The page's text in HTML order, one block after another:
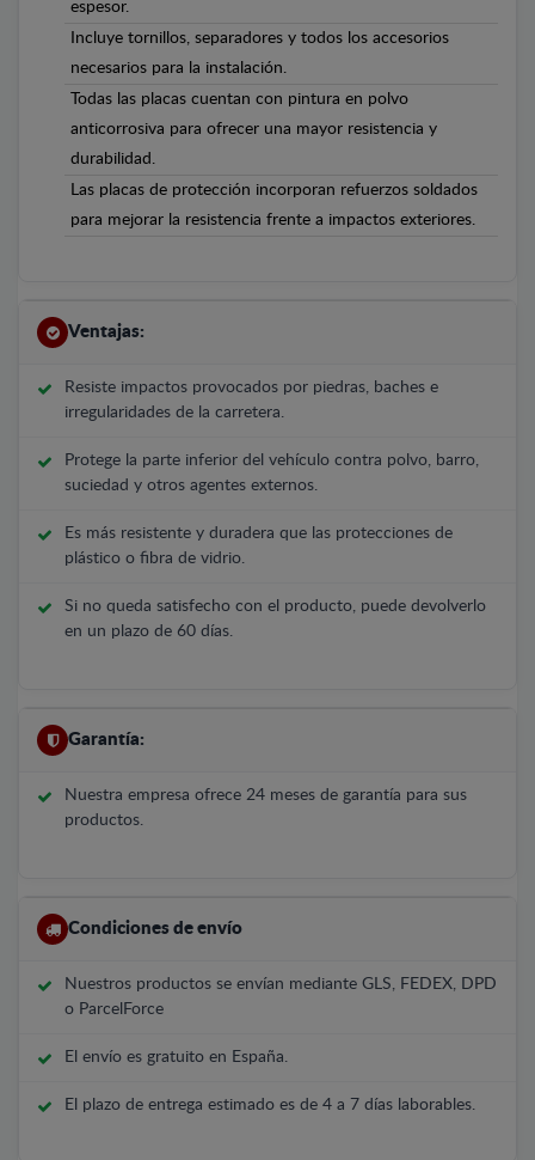
espesor.
Incluye tornillos, separadores y todos los accesorios
necesarios para la instalación.
Todas las placas cuentan con pintura en polvo
anticorrosiva para ofrecer una mayor resistencia y
durabilidad.
Las placas de protección incorporan refuerzos soldados
para mejorar la resistencia frente a impactos exteriores.
Ventajas:
Resiste impactos provocados por piedras, baches e
irregularidades de la carretera.
Protege la parte inferior del vehículo contra polvo, barro,
suciedad y otros agentes externos.
Es más resistente y duradera que las protecciones de
plástico o fibra de vidrio.
Si no queda satisfecho con el producto, puede devolverlo
en un plazo de 60 días.
Garantía:
Nuestra empresa ofrece 24 meses de garantía para sus
productos.
Condiciones de envío
Nuestros productos se envían mediante GLS, FEDEX, DPD
o ParcelForce
El envío es gratuito en España.
El plazo de entrega estimado es de 4 a 7 días laborables.